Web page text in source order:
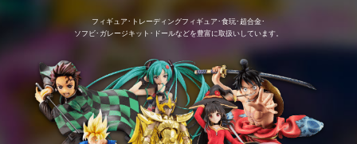
フィギュア･トレーディングフィギュア･食玩･超合金･
ソフビ･ガレージキット･ドールなどを豊富に取扱いしています。